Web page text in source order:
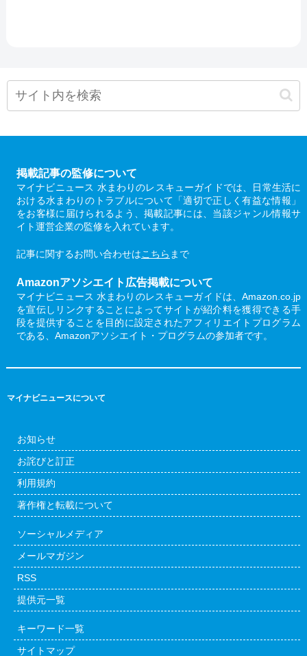
掲載記事の監修について
マイナビニュース 水まわりのレスキューガイドでは、日常生活に
おける水まわりのトラブルについて「適切で正しく有益な情報」
をお客様に届けられるよう、掲載記事には、当該ジャンル情報サ
イト運営企業の監修を入れています。
記事に関するお問い合わせはこちら まで
Amazonアソシエイト広告掲載について
マイナビニュース 水まわりのレスキューガイドは、Amazon.co.jp
を宣伝しリンクすることによってサイトが紹介料を獲得できる手
段を提供することを目的に設定されたアフィリエイトプログラム
である、Amazonアソシエイト・プログラムの参加者です。
マイナビニュースについて
お知らせ
お詫びと訂正
利用規約
著作権と転載について
ソーシャルメディア
メールマガジン
RSS
提供元一覧
キーワード一覧
サイトマップ